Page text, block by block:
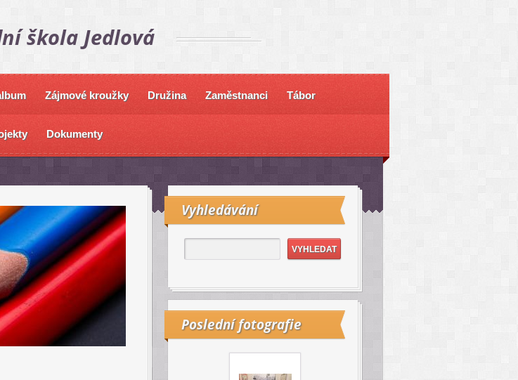
škola Jedlová
Zájmové kroužky Družina Zaměstnanci Tábor
Dokumenty
Vyhledávání
Poslední fotografie